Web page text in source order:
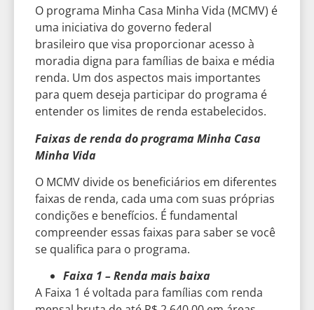
O programa Minha Casa Minha Vida (MCMV) é
uma iniciativa do governo federal
brasileiro que visa proporcionar acesso à
moradia digna para famílias de baixa e média
renda. Um dos aspectos mais importantes
para quem deseja participar do programa é
entender os limites de renda estabelecidos.
Faixas de renda do programa Minha Casa
Minha Vida
O MCMV divide os beneficiários em diferentes
faixas de renda, cada uma com suas próprias
condições e benefícios. É fundamental
compreender essas faixas para saber se você
se qualifica para o programa.
Faixa 1 – Renda mais baixa
A Faixa 1 é voltada para famílias com renda